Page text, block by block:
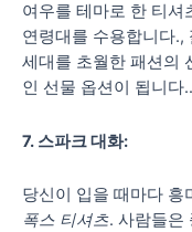
여우를 테마로 한 티셔
연령대를 수용합니다.,
세대를 초월한 패션의
인 선물 옵션이 됩니다..
7. 스파크 대화:
당신이 입을 때마다 흥
폭스 티셔츠. 사람들은